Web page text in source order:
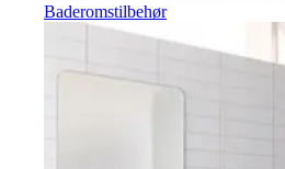
Baderomstilbehør